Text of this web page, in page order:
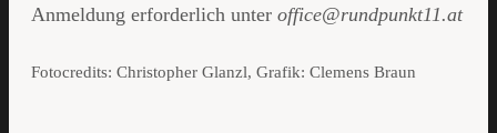
Anmeldung erforderlich unter office@rundpunkt11.at
Fotocredits: Christopher Glanzl, Grafik: Clemens Braun